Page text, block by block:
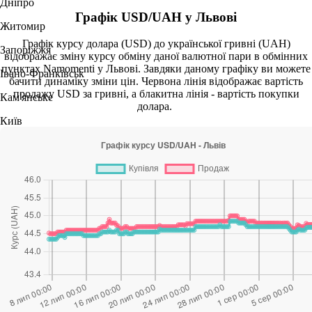
Дніпро
Житомир
Запоріжжя
Івано-Франківськ
Кам'янське
Київ
Полтава
Ужгород
Хмельницький
Графік USD/UAH у Львові
Графік курсу долара (USD) до української гривні (UAH)
відображає зміну курсу обміну даної валютної пари в обмінних
пунктах Namomenti у Львові. Завдяки даному графіку ви можете
бачити динаміку зміни цін. Червона лінія відображає вартість
продажу USD за гривні, а блакитна лінія - вартість покупки
долара.